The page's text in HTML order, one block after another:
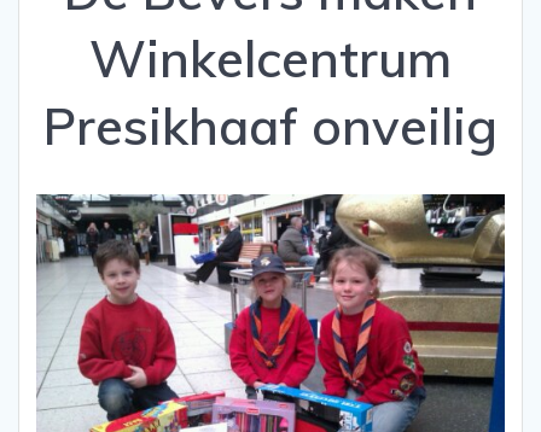
Winkelcentrum
Presikhaaf onveilig